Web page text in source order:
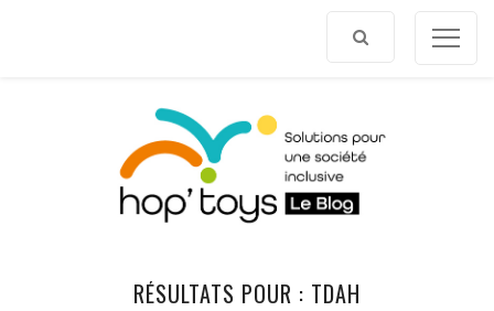
RÉSULTATS POUR : TDAH